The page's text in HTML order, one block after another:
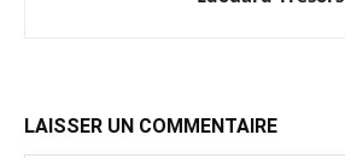
LAISSER UN COMMENTAIRE